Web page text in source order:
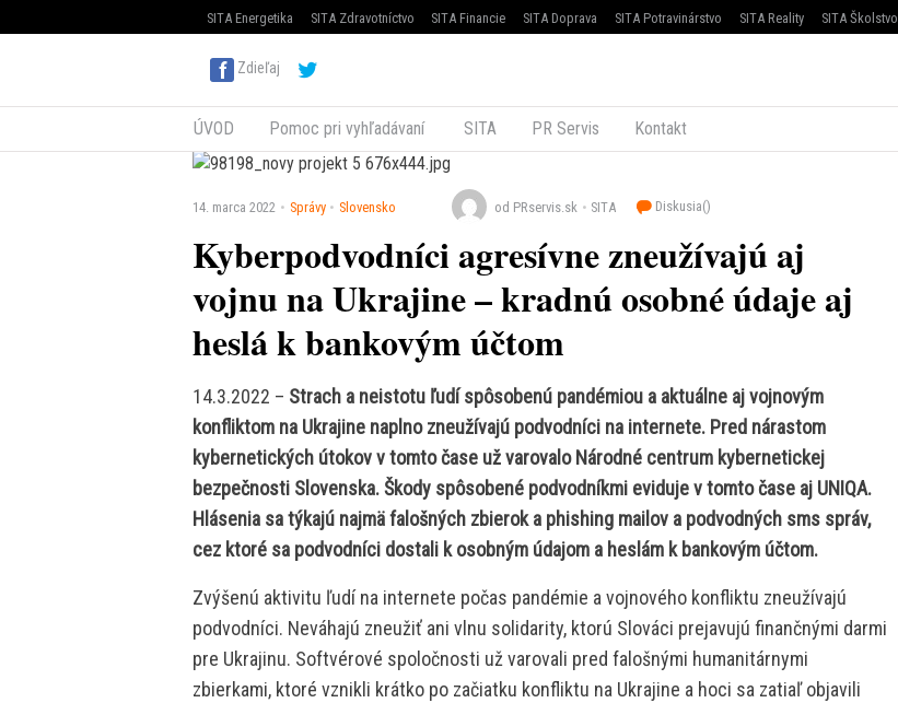
SITA Energetika SITA Zdravotníctvo SITA Financie SITA Doprava SITA Potravinárstvo SITA Reality SITA Školstvo
Zdieľaj
ÚVOD Pomoc pri vyhľadávaní SITA PR Servis Kontakt
14. marca 2022 Správy Slovensko od PRservis.sk SITA Diskusia()
Kyberpodvodníci agresívne zneužívajú aj
vojnu na Ukrajine – kradnú osobné údaje aj
heslá k bankovým účtom
14.3.2022 – Strach a neistotu ľudí spôsobenú pandémiou a aktuálne aj vojnovým
konfliktom na Ukrajine naplno zneužívajú podvodníci na internete. Pred nárastom
kybernetických útokov v tomto čase už varovalo Národné centrum kybernetickej
bezpečnosti Slovenska. Škody spôsobené podvodníkmi eviduje v tomto čase aj UNIQA.
Hlásenia sa týkajú najmä falošných zbierok a phishing mailov a podvodných sms správ,
cez ktoré sa podvodníci dostali k osobným údajom a heslám k bankovým účtom.
Zvýšenú aktivitu ľudí na internete počas pandémie a vojnového konfliktu zneužívajú
podvodníci. Neváhajú zneužiť ani vlnu solidarity, ktorú Slováci prejavujú finančnými darmi
pre Ukrajinu. Softvérové spoločnosti už varovali pred falošnými humanitárnymi
zbierkami, ktoré vznikli krátko po začiatku konfliktu na Ukrajine a hoci sa zatiaľ objavili